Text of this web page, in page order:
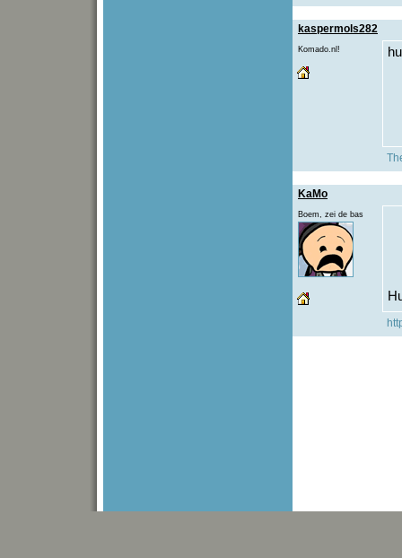
kaspermols282
Komado.nl!
KaMo
Boem, zei de bas